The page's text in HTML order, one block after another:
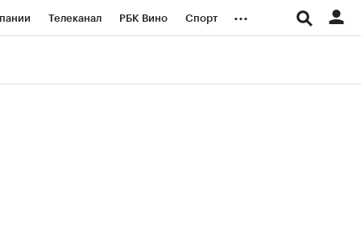
Телеканал РБК Вино Спорт ...